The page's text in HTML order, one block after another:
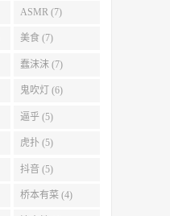
ASMR (7)
美食 (7)
蠢沫沫 (7)
鬼吹灯 (6)
逼乎 (5)
虎扑 (5)
抖音 (5)
桥本有菜 (4)